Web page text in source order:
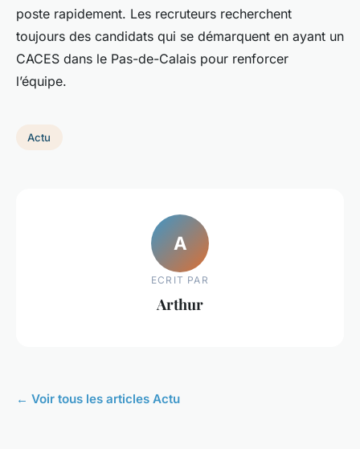
poste rapidement. Les recruteurs recherchent
toujours des candidats qui se démarquent en ayant un
CACES dans le Pas-de-Calais pour renforcer
l’équipe.
Actu
A
ECRIT PAR
Arthur
← Voir tous les articles Actu